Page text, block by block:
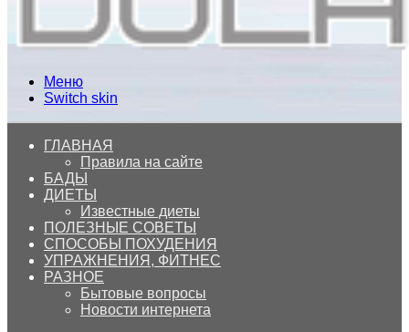
Меню
Switch skin
ГЛАВНАЯ
Правила на сайте
БАДЫ
ДИЕТЫ
Известные диеты
ПОЛЕЗНЫЕ СОВЕТЫ
СПОСОБЫ ПОХУДЕНИЯ
УПРАЖНЕНИЯ, ФИТНЕС
РАЗНОЕ
Бытовые вопросы
Новости интернета